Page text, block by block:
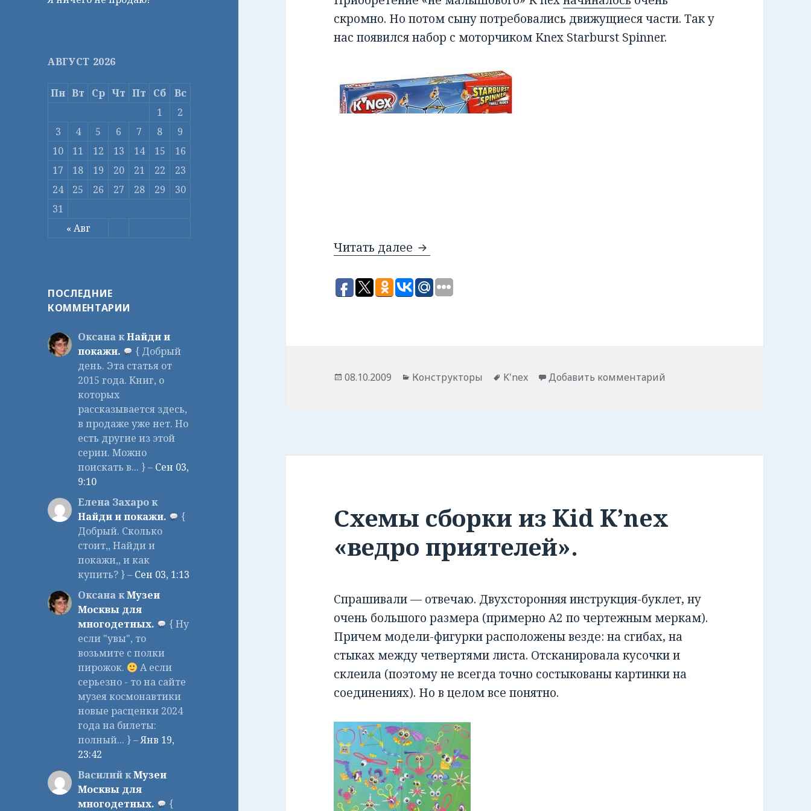
АВГУСТ 2026
Пн Вт Ср Чт Пт Сб Вс
« Авг
1
2
3
4 5 6 7 8
9
10
11 12 13 14 15
16
17
18 19 20 21 22
23
24
25 26 27 28 29
30
31
ПОСЛЕДНИЕ
КОММЕНТАРИИ
Оксана кНайди и
покажи.
{ Добрый
день. Эта статья от
2015 года. Книг, о
которых
рассказывается здесь,
в продаже уже нет. Но
есть другие из этой
серии. Можно
поискать в... } – Сен 03,
9:10
Елена Захаро к
Найди и покажи.
{
Добрый. Сколько
стоит,, Найди и
покажи,, и как
купить? } – Сен 03, 1:13
Оксана кМузеи
Москвы для
многодетных.
{ Ну
если "увы", то
возьмите с полки
пирожок.
А если
серьезно - то на сайте
музея космонавтики
новые расценки 2024
года на билеты:
полный... } –Янв 19,
23:42
Василий кМузеи
Москвы для
многодетных.
{
скромно. Но потом сыну потребовались движущиеся части. Так у
нас появился набор с моторчиком Knex Starburst Spinner.
Читать далее K’nex для взрослых детей, моторизованный.
Опубликовано
08.10.2009 Рубрики
Конструкторы Метки
K'nex Добавить комментарий
Схемы сборки из Kid K’nex
«ведро приятелей».
Спрашивали — отвечаю. Двухсторонняя инструкция-буклет, ну
очень большого размера (примерно А2 по чертежным меркам).
Причем модели-фигурки расположены везде: на сгибах, на
стыках между четвертями листа. Отсканировала кусочки и
склеила (поэтому не всегда точно состыкованы картинки на
соединениях). Но в целом все понятно.